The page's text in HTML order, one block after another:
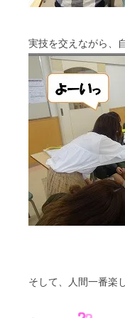
実技を交えながら、
そして、人間一番楽